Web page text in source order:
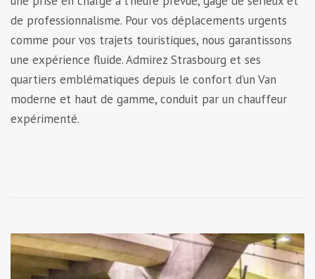
de professionnalisme. Pour vos déplacements urgents
comme pour vos trajets touristiques, nous garantissons
une expérience fluide. Admirez Strasbourg et ses
quartiers emblématiques depuis le confort d’un Van
moderne et haut de gamme, conduit par un chauffeur
expérimenté.